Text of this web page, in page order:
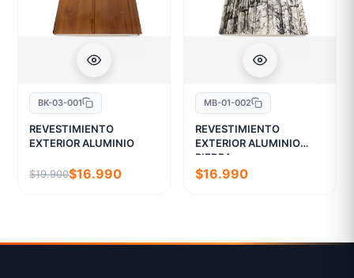
BK-03-001
REVESTIMIENTO
EXTERIOR ALUMINIO
$19.900$16.990
MB-01-002
REVESTIMIENTO
EXTERIOR ALUMINIO
PIEDRA
$16.990